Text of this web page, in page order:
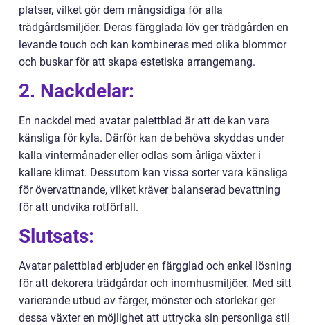
platser, vilket gör dem mångsidiga för alla
trädgårdsmiljöer. Deras färgglada löv ger trädgården en
levande touch och kan kombineras med olika blommor
och buskar för att skapa estetiska arrangemang.
2. Nackdelar:
En nackdel med avatar palettblad är att de kan vara
känsliga för kyla. Därför kan de behöva skyddas under
kalla vintermånader eller odlas som årliga växter i
kallare klimat. Dessutom kan vissa sorter vara känsliga
för övervattnande, vilket kräver balanserad bevattning
för att undvika rotförfall.
Slutsats:
Avatar palettblad erbjuder en färgglad och enkel lösning
för att dekorera trädgårdar och inomhusmiljöer. Med sitt
varierande utbud av färger, mönster och storlekar ger
dessa växter en möjlighet att uttrycka sin personliga stil